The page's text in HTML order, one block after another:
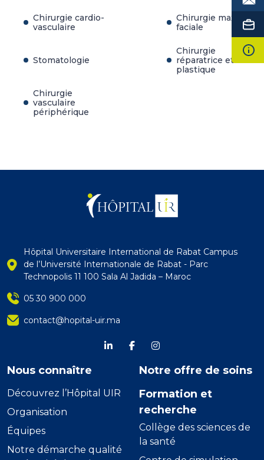
Chirurgie cardio-
vasculaire
Chirurgie maxillo-
faciale
Stomatologie
Chirurgie
réparatrice et
plastique
Chirurgie
vasculaire
périphérique
Hôpital Universitaire International de Rabat Campus
de l’Université Internationale de Rabat - Parc
Technopolis 11 100 Sala Al Jadida – Maroc
05 30 900 000
contact@hopital-uir.ma
linkdeinFacebookInstagram
Nous connaître
Découvrez l’Hôpital UIR
Organisation
Équipes
Notre démarche qualité
Notre offre de soins
Formation et
recherche
Collège des sciences de
la santé